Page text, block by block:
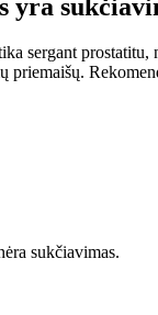
yra
sergant
sukčiavimas.